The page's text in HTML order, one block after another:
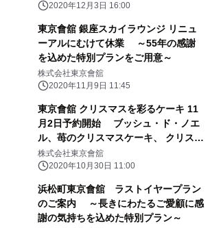
2020年12月3日 16:00
東京會舘 銀座スカイラウンジ リニュ
ーアルにむけて休業 ～55年の感謝
を込めた特別プランをご用意～
株式会社東京會舘
2020年11月9日 11:45
東京會舘 クリスマスを彩るケーキ 11
月2日予約開始 ブッシュ・ド・ノエ
ル、苺のクリスマスケーキ、 クリスマ
スマロンシャンテリー
株式会社東京會舘
2020年10月30日 11:00
浜松町東京會舘 ラストイヤープラン
のご案内 ～長きにわたるご愛顧に感
謝の気持ちを込めた特別プラン～